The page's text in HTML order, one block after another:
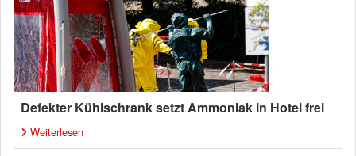
Defekter Kühlschrank setzt Ammoniak in Hotel frei
Weiterlesen